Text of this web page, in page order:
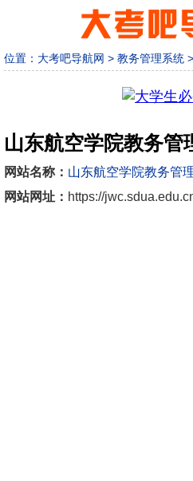
位置： 大考吧导航网 > 教务管理系统 >
山东航空学院教务管
网站名称： 山东航空学院教务管
网站网址： https://